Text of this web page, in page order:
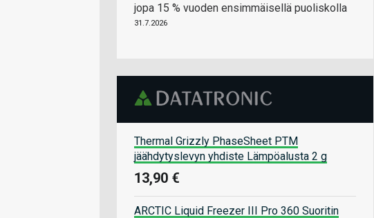
jopa 15 % vuoden ensimmäisellä puoliskolla
31.7.2026
Thermal Grizzly PhaseSheet PTM
jäähdytyslevyn yhdiste Lämpöalusta 2 g
13,90 €
ARCTIC Liquid Freezer III Pro 360 Suoritin